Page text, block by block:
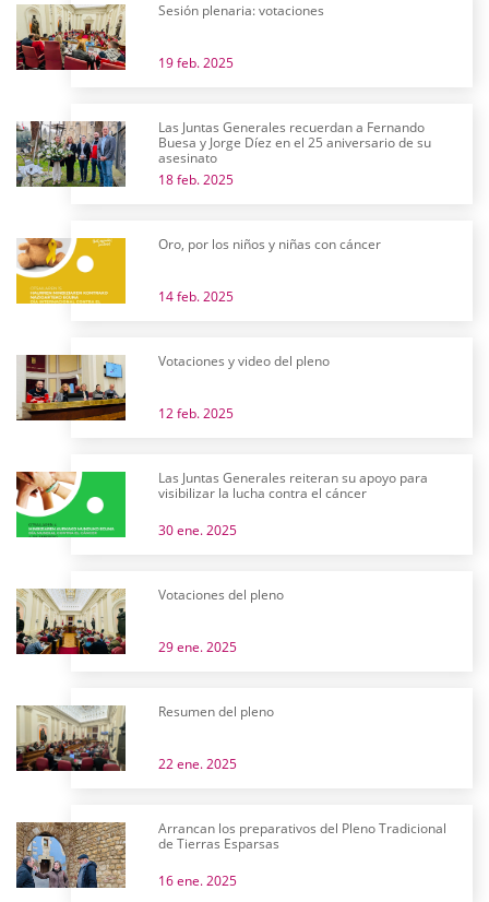
Sesión plenaria: votaciones
19 feb. 2025
Las Juntas Generales recuerdan a Fernando
Buesa y Jorge Díez en el 25 aniversario de su
asesinato
18 feb. 2025
Oro, por los niños y niñas con cáncer
14 feb. 2025
Votaciones y video del pleno
12 feb. 2025
Las Juntas Generales reiteran su apoyo para
visibilizar la lucha contra el cáncer
30 ene. 2025
Votaciones del pleno
29 ene. 2025
Resumen del pleno
22 ene. 2025
Arrancan los preparativos del Pleno Tradicional
de Tierras Esparsas
16 ene. 2025